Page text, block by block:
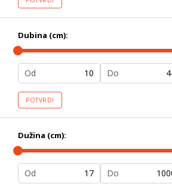
Dubina (cm):
Od Do
POTVRDI
Dužina (cm):
Od Do